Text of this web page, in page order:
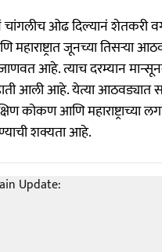
चांगलीच ओढ दिल्यानं शेतकरी
जूनच्या तिसऱ्या
आहे. त्याच दरम्यान
आली आहे. येत्या आठवड्यात
कोकण आणि महाराष्ट्राच्या
शक्यता आहे.